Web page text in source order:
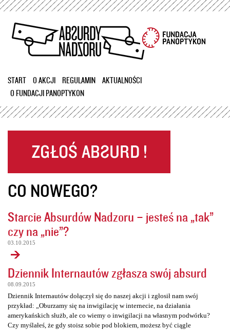
Przejdź
treści
START O AKCJI REGULAMIN
AKTUALNOŚCI
O FUNDACJI PANOPTYKON
CO NOWEGO?
Starcie Absurdów Nadzoru – jesteś na „tak”
czy na „nie”?
03.10.2015
Dziennik Internautów zgłasza swój absurd
08.09.2015
Dziennik Internautów dołączył się do naszej akcji i zgłosił nam swój
przykład: „Oburzamy się na inwigilację w internecie, na działania
amerykańskich służb, ale co wiemy o inwigilacji na własnym podwórku?
Czy myślałeś, że gdy stoisz sobie pod blokiem, możesz być ciągle